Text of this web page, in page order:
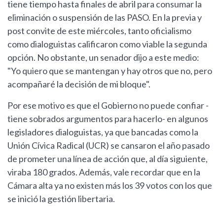
tiene tiempo hasta finales de abril para consumar la
eliminación o suspensión de las PASO. En la previa y
post convite de este miércoles, tanto oficialismo
como dialoguistas calificaron como viable la segunda
opción. No obstante, un senador dijo a este medio:
"Yo quiero que se mantengan y hay otros que no, pero
acompañaré la decisión de mi bloque".
Por ese motivo es que el Gobierno no puede confiar -
tiene sobrados argumentos para hacerlo- en algunos
legisladores dialoguistas, ya que bancadas como la
Unión Cívica Radical (UCR) se cansaron el año pasado
de prometer una línea de acción que, al día siguiente,
viraba 180 grados. Además, vale recordar que en la
Cámara alta ya no existen más los 39 votos con los que
se inició la gestión libertaria.